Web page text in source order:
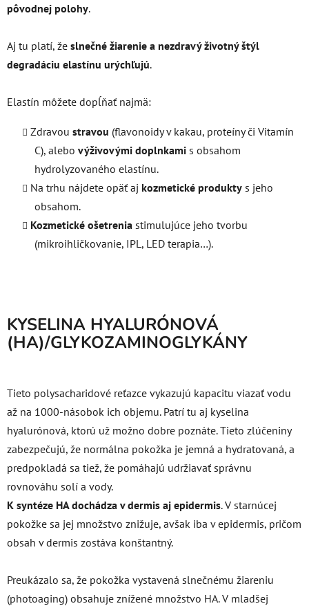
pôvodnej polohy.
Aj tu platí, že slnečné žiarenie a nezdravý životný štýl
degradáciu elastínu urýchľujú.
Elastín môžete dopĺňať najmä:
Zdravou stravou (flavonoidy v kakau, proteíny či Vitamín
C), alebo výživovými doplnkami s obsahom
hydrolyzovaného elastínu.
Na trhu nájdete opäť aj kozmetické produkty s jeho
obsahom.
Kozmetické ošetrenia stimulujúce jeho tvorbu
(mikroihličkovanie, IPL, LED terapia…).
KYSELINA HYALURÓNOVÁ
(HA)/GLYKOZAMINOGLYKÁNY
Tieto polysacharidové reťazce vykazujú kapacitu viazať vodu
až na 1000-násobok ich objemu. Patrí tu aj kyselina
hyalurónová, ktorú už možno dobre poznáte. Tieto zlúčeniny
zabezpečujú, že normálna pokožka je jemná a hydratovaná, a
predpokladá sa tiež, že pomáhajú udržiavať správnu
rovnováhu solí a vody.
K syntéze HA dochádza v dermis aj epidermis. V starnúcej
pokožke sa jej množstvo znižuje, avšak iba v epidermis, pričom
obsah v dermis zostáva konštantný.
Preukázalo sa, že pokožka vystavená slnečnému žiareniu
(photoaging) obsahuje znížené množstvo HA.V mladšej